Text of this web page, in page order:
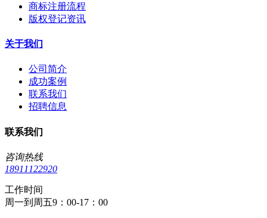
商标注册流程
版权登记资讯
关于我们
公司简介
成功案例
联系我们
招聘信息
联系我们
咨询热线
18911122920
工作时间
周一到周五9：00-17：00